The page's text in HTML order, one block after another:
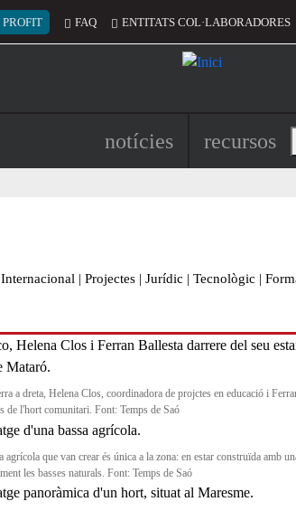
del compte d'usuari
PROFIT FAQ ENTITATS COL·LABORADORES
Navegació principal
notícies recursos
Internacional | Projectes | Jurídic | Tecnològic |
a dreta, Helena Clos, coordinadora de projctes en educació i
de l'hort comunitari. Font: Temps de Saó
agrícola que van crear és única a la zona: en estar construïda amb
les basses naturals. Font: Temps de Saó